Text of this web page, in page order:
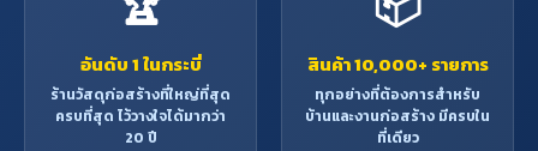
อันดับ 1 ในกระบี่
ร้านวัสดุก่อสร้างที่ใหญ่ที่สุด
ครบที่สุด ไว้วางใจได้มากว่า
20 ปี
สินค้า 10,000+ รายการ
ทุกอย่างที่ต้องการสำหรับ
บ้านและงานก่อสร้าง มีครบใน
ที่เดียว